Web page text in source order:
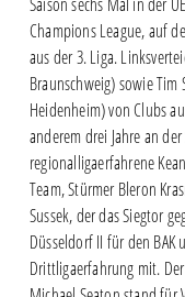
Saison sechs Mal in der
Champions League, auf
aus der 3. Liga.
Braunschweig) sowie Tim
Heidenheim) von Clubs
anderem drei Jahre an
regionalligaerfahrene
Team, Stürmer Bleron
Sussek, der das Siegtor
Düsseldorf II für den
Drittligaerfahrung mit.